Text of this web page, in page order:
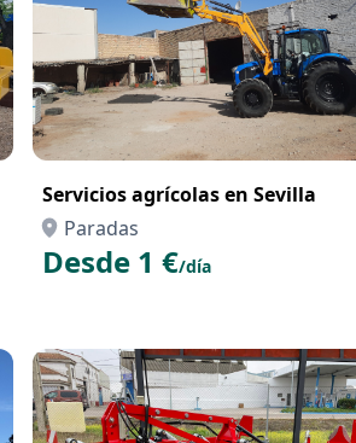
Servicios agrícolas en Sevilla
Paradas
Desde 1 €/día